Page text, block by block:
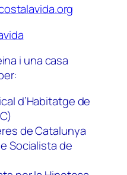
i una casa
d’Habitatge de
de Catalunya
Socialista de